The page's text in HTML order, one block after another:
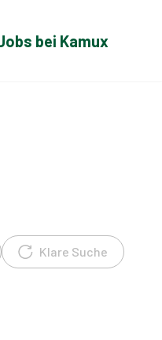
bei Kamux
Klare Suche